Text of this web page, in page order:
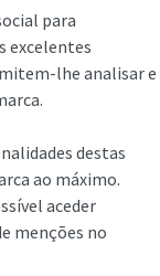
para
excelentes
lhe analisar e
destas
ao máximo.
aceder
menções no